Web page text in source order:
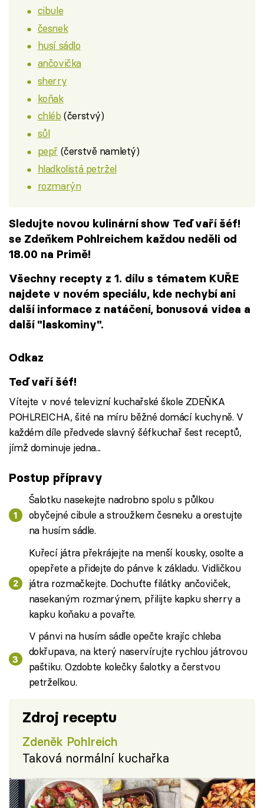
cibule
česnek
husí sádlo
ančovička
sherry
koňak
chléb (čerstvý)
sůl
pepř (čerstvě namletý)
hladkolistá petržel
rozmarýn
Sledujte novou kulinární show Teď vaří šéf!
se Zdeňkem Pohlreichem každou neděli od
18.00 na Primě!
Všechny recepty z 1. dílu s tématem KUŘE
najdete v novém speciálu, kde nechybí ani
další informace z natáčení, bonusová videa a
další "laskominy".
Odkaz
Teď vaří šéf!
Vítejte v nové televizní kuchařské škole ZDEŇKA
POHLREICHA, šité na míru běžné domácí kuchyně. V
každém díle předvede slavný šéfkuchař šest receptů,
jímž dominuje jedna...
Postup přípravy
Šalotku nasekejte nadrobno spolu s půlkou
obyčejné cibule a stroužkem česneku a orestujte
na husím sádle.
Kuřecí játra překrájejte na menší kousky, osolte a
opepřete a přidejte do pánve k základu. Vidličkou
játra rozmačkejte. Dochuťte filátky ančoviček,
nasekaným rozmarýnem, přilijte kapku sherry a
kapku koňaku a povařte.
V pánvi na husím sádle opečte krajíc chleba
dokřupava, na který naservírujte rychlou játrovou
paštiku. Ozdobte kolečky šalotky a čerstvou
petrželkou.
Zdroj receptu
Zdeněk Pohlreich
Taková normální kuchařka